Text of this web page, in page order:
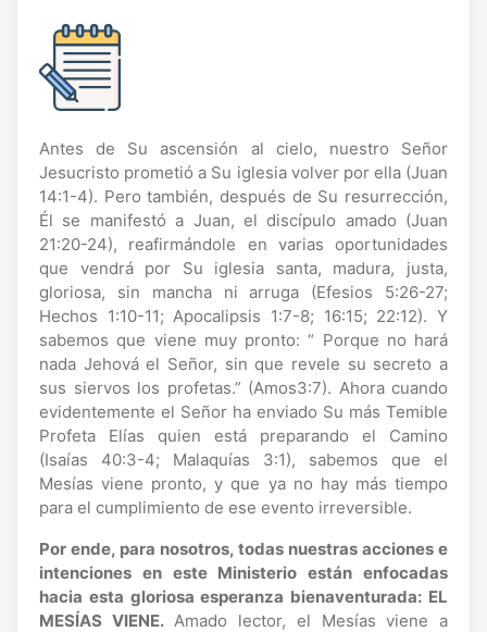
Antes de Su ascensión al cielo, nuestro Señor
Jesucristo prometió a Su iglesia volver por ella (Juan
14:1-4). Pero también, después de Su resurrección,
Él se manifestó a Juan, el discípulo amado (Juan
21:20-24), reafirmándole en varias oportunidades
que vendrá por Su iglesia santa, madura, justa,
gloriosa, sin mancha ni arruga (Efesios 5:26-27;
Hechos 1:10-11; Apocalipsis 1:7-8; 16:15; 22:12). Y
sabemos que viene muy pronto: “ Porque no hará
nada Jehová el Señor, sin que revele su secreto a
sus siervos los profetas.” (Amos3:7). Ahora cuando
evidentemente el Señor ha enviado Su más Temible
Profeta Elías quien está preparando el Camino
(Isaías 40:3-4; Malaquías 3:1), sabemos que el
Mesías viene pronto, y que ya no hay más tiempo
para el cumplimiento de ese evento irreversible.
Por ende, para nosotros, todas nuestras acciones e
intenciones en este Ministerio están enfocadas
hacia esta gloriosa esperanza bienaventurada: EL
MESÍAS VIENE.Amado lector, el Mesías viene a